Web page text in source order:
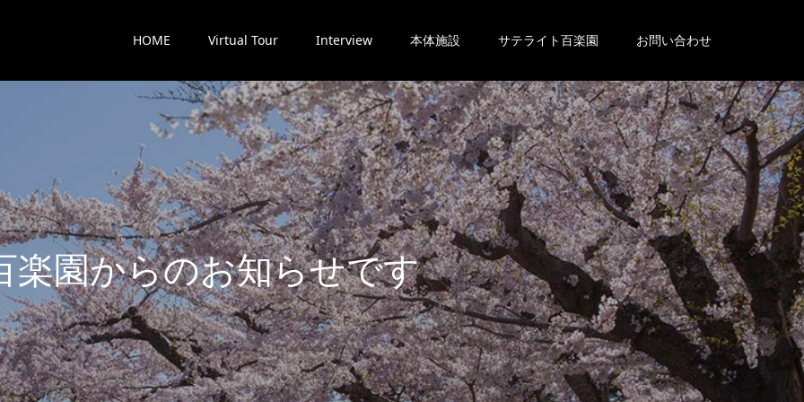
HOME Virtual Tour Interview 本体施設 サテライト百楽園 お問い合わせ
楽園からのお知らせです。